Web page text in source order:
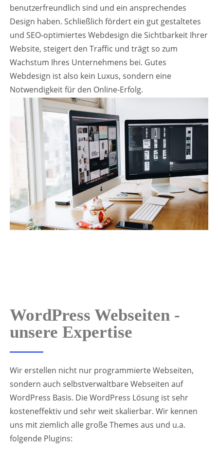
benutzerfreundlich sind und ein ansprechendes
Design haben. Schließlich fördert ein gut gestaltetes
und SEO-optimiertes Webdesign die Sichtbarkeit Ihrer
Website, steigert den Traffic und trägt so zum
Wachstum Ihres Unternehmens bei. Gutes
Webdesign ist also kein Luxus, sondern eine
Notwendigkeit für den Online-Erfolg.
WordPress Webseiten -
unsere Expertise
Wir erstellen nicht nur programmierte Webseiten,
sondern auch selbstverwaltbare Webseiten auf
WordPress Basis. Die WordPress Lösung ist sehr
kosteneffektiv und sehr weit skalierbar. Wir kennen
uns mit ziemlich alle große Themes aus und u.a.
folgende Plugins: